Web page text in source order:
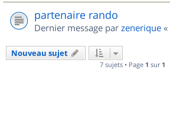
partenaire rando
Dernier message par zenerique «
Nouveau sujet
7 sujets • Page 1 sur 1